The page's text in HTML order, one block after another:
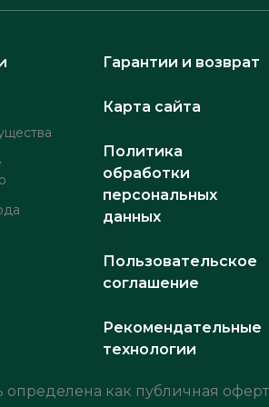
Гарантии и возврат
Карта сайта
Политика
обработки
персональных
данных
Пользовательское
соглашение
Рекомендательные
технологии
как публичная